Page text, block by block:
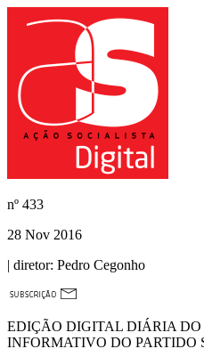
nº 433
28 Nov 2016
| diretor: Pedro Cegonho
EDIÇÃO DIGITAL DIÁRIA
INFORMATIVO DO PARTIDO